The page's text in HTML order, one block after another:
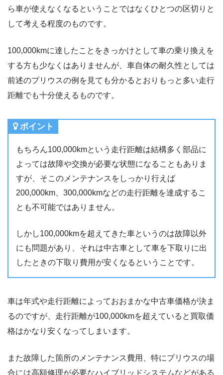
ら車が使えなくなるということではなくひとつの区切りと
して考える程度のものです。
100,000kmに達したことをきっかけとして車の乗り換えを
する方も少なくはありませんが、車自体の耐久性としては
前述のプリウスの例を見ても分かるとおりもっと多い走行
距離でも十分使えるものです。
ポイント
もちろん100,000kmという走行距離は結構多く部品に
よっては故障や交換が必要な状態になることもありま
すが、そこのメンテナンスをしっかり行えば
200,000km、300,000kmなどの走行距離を達成するこ
とも不可能ではありません。
しかし100,000kmを超えてきた車というのは故障以外
にも問題があり、それは中古車として車を下取りに出
したときの下取り費用が安くなるということです。
車は年式や走行距離によっておおまかな中古車価格が決ま
るのですが、走行距離が100,000kmを超えていると買取価
格はかなり安くなってしまいます。
また故障した箇所のメンテナンス費用、特にプリウスの場
合には高額修理が必要なハイブリッドシステムなどがある